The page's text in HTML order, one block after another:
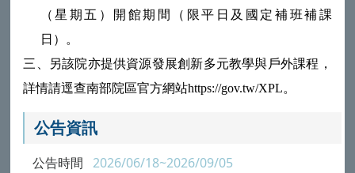
（星期五）開館期間（限平日及國定補班補課
日）。
三、另該院亦提供資源發展創新多元教學與戶外課程，
詳情請逕查南部院區官方網站https://gov.tw/XPL。
公告資訊
公告時間 2026/06/18~2026/09/05